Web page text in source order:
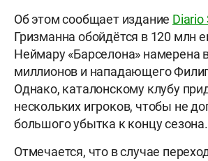
Об этом сообщает издание Diario
Гризманна обойдётся в 120 млн
Неймару «Барселона» намерена
миллионов и нападающего
Однако, каталонскому клубу
нескольких игроков, чтобы не
большого убытка к концу сезона.
Отмечается, что в случае